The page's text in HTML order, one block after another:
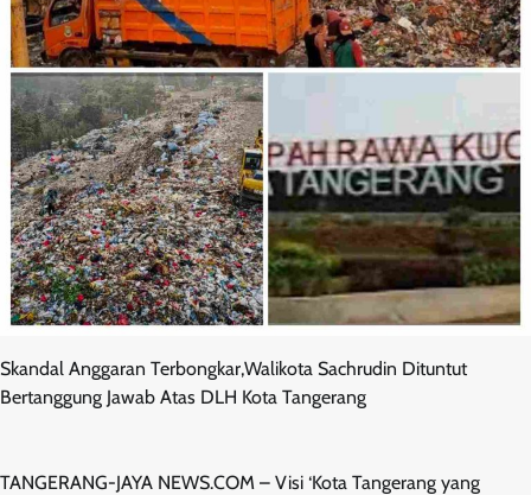
Skandal Anggaran Terbongkar,Walikota Sachrudin Dituntut
Bertanggung Jawab Atas DLH Kota Tangerang
TANGERANG-JAYA NEWS.COM – Visi ‘Kota Tangerang yang